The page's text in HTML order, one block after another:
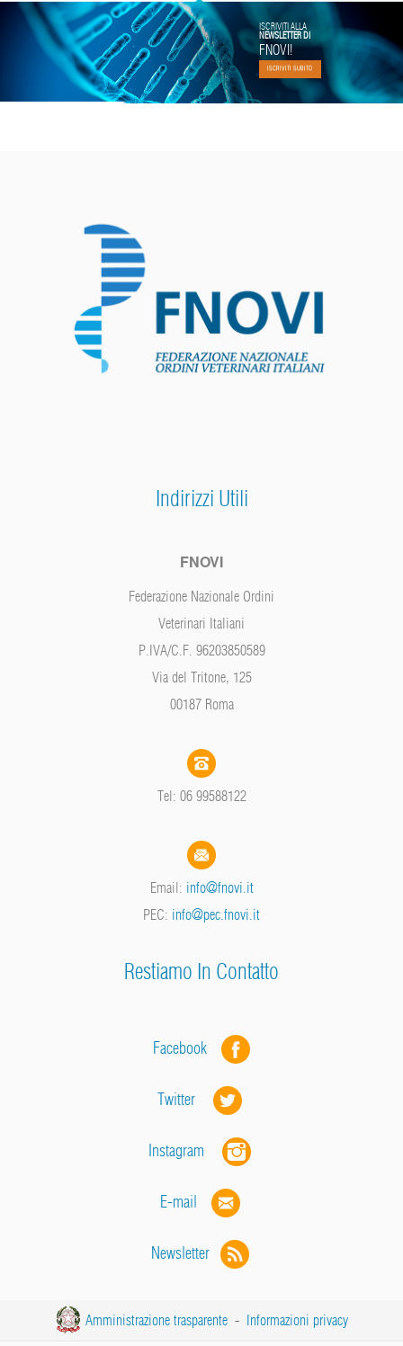
FNOVI!
ISCRIVITI SUBITO
ISCRIVITI ALLA
NEWSLETTER DI
Indirizzi Utili
FNOVI
Federazione Nazionale Ordini
Veterinari Italiani
P.IVA/C.F. 96203850589
Via del Tritone, 125
00187 Roma
Tel: 06 99588122
Email: info@fnovi.it
PEC: info@pec.fnovi.it
Restiamo In Contatto
Facebook
Twitter
Instagram
E-mail
Newsletter
Amministrazione trasparente - Informazioni privacy